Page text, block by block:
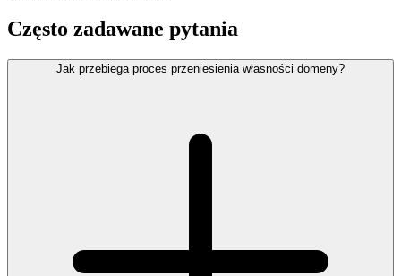
Często zadawane pytania
Jak przebiega proces przeniesienia własności domeny?